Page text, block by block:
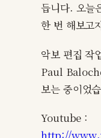
듭니다. 오늘
한 번 해보고
악보 편집 작
Paul
보는 중이었
Youtube :
http://